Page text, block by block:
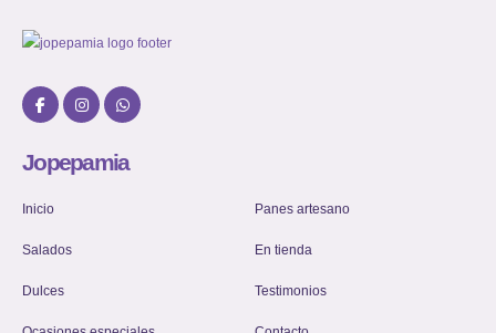
Jopepamia
Inicio
Salados
Dulces
Panes artesano
En tienda
Testimonios